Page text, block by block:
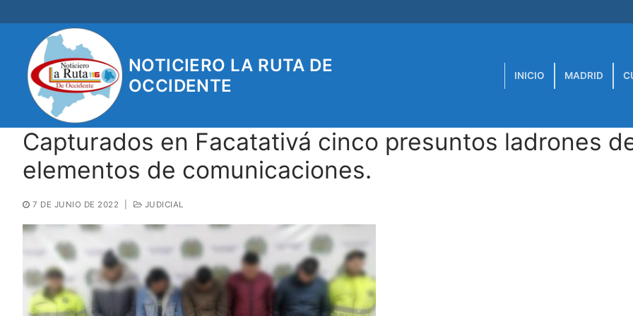
al
contenido
NOTICIERO LA RUTA DE
OCCIDENTE
INICIO MADRID
Capturados en Facatativá cinco presuntos ladrones
elementos de comunicaciones.
7 DE JUNIO DE 2022 JUDICIAL